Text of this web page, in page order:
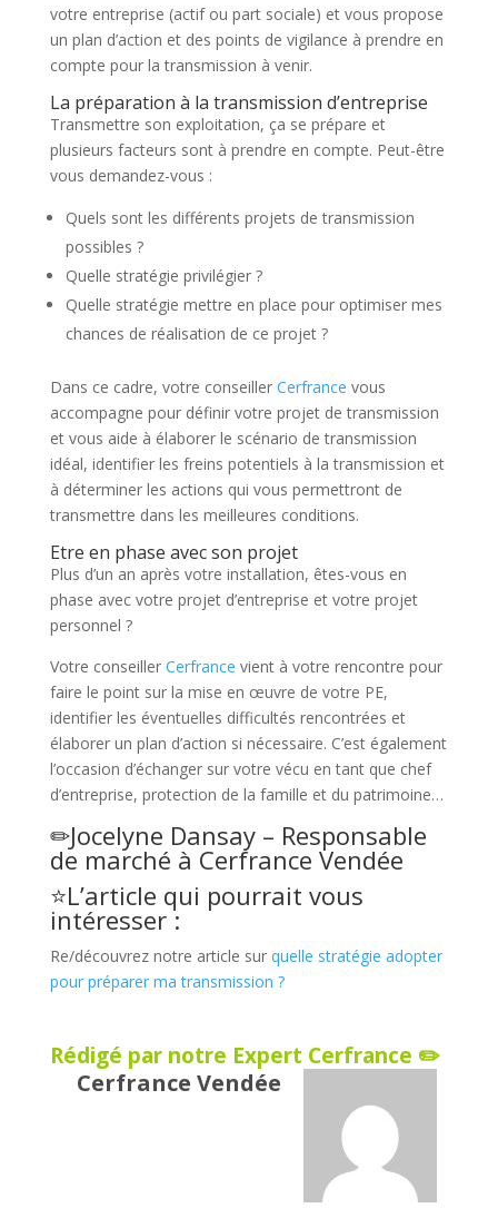
votre entreprise (actif ou part sociale) et vous propose
un plan d’action et des points de vigilance à prendre en
compte pour la transmission à venir.
La préparation à la transmission d’entreprise
Transmettre son exploitation, ça se prépare et
plusieurs facteurs sont à prendre en compte. Peut-être
vous demandez-vous :
Quels sont les différents projets de transmission
possibles ?
Quelle stratégie privilégier ?
Quelle stratégie mettre en place pour optimiser mes
chances de réalisation de ce projet ?
Dans ce cadre, votre conseiller Cerfrance vous
accompagne pour définir votre projet de transmission
et vous aide à élaborer le scénario de transmission
idéal, identifier les freins potentiels à la transmission et
à déterminer les actions qui vous permettront de
transmettre dans les meilleures conditions.
Etre en phase avec son projet
Plus d’un an après votre installation, êtes-vous en
phase avec votre projet d’entreprise et votre projet
personnel ?
Votre conseiller Cerfrance vient à votre rencontre pour
faire le point sur la mise en œuvre de votre PE,
identifier les éventuelles difficultés rencontrées et
élaborer un plan d’action si nécessaire. C’est également
l’occasion d’échanger sur votre vécu en tant que chef
d’entreprise, protection de la famille et du patrimoine…
✏Jocelyne Dansay – Responsable
de marché à Cerfrance Vendée
⭐L’article qui pourrait vous
intéresser :
Re/découvrez notre article sur quelle stratégie adopter
pour préparer ma transmission ?
Rédigé par notre Expert Cerfrance ✏️
Cerfrance Vendée